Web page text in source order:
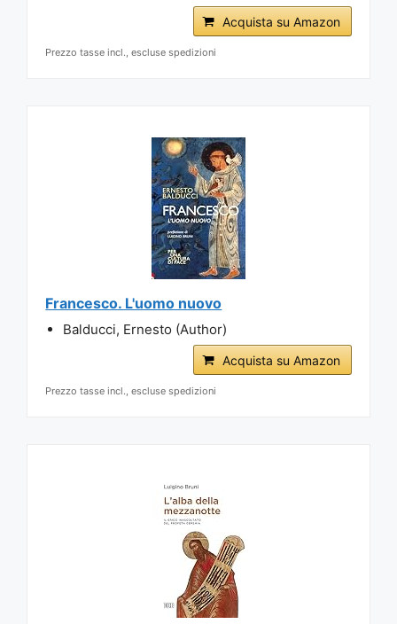
Acquista su Amazon
Prezzo tasse incl., escluse spedizioni
Francesco. L'uomo nuovo
Balducci, Ernesto (Author)
Acquista su Amazon
Prezzo tasse incl., escluse spedizioni